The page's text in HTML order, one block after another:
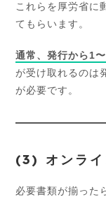
これらを厚労省に
てもらいます。
通常、発行から1
が受け取れるのは
が必要です。
(3) オンライ
必要書類が揃っ